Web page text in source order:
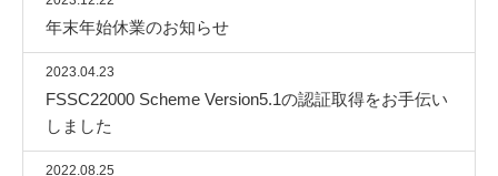
年末年始休業のお知らせ
2023.04.23
FSSC22000 Scheme Version5.1の認証取得をお手伝い
しました
2022.08.25